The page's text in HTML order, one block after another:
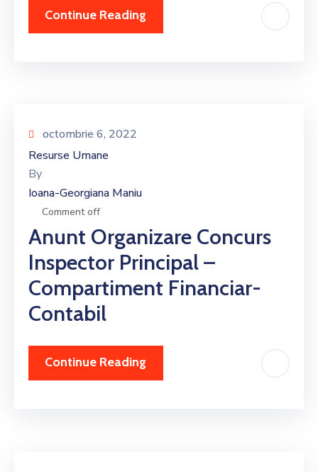
Continue Reading
octombrie 6, 2022
Resurse Umane
By
Ioana-Georgiana Maniu
Comment off
Anunt Organizare Concurs
Inspector Principal –
Compartiment Financiar-
Contabil
Continue Reading